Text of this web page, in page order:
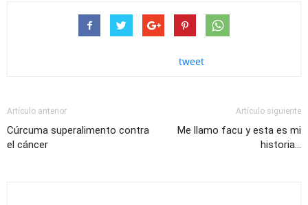
tweet
Artículo anterior
Cúrcuma superalimento contra
el cáncer
Artículo siguiente
Me llamo facu y esta es mi
historia…